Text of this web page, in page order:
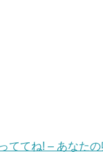
ててね! – あなた